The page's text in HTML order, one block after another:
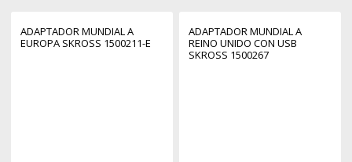
ADAPTADOR MUNDIAL A
EUROPA SKROSS 1500211-E
ADAPTADOR MUNDIAL A
REINO UNIDO CON USB
SKROSS 1500267